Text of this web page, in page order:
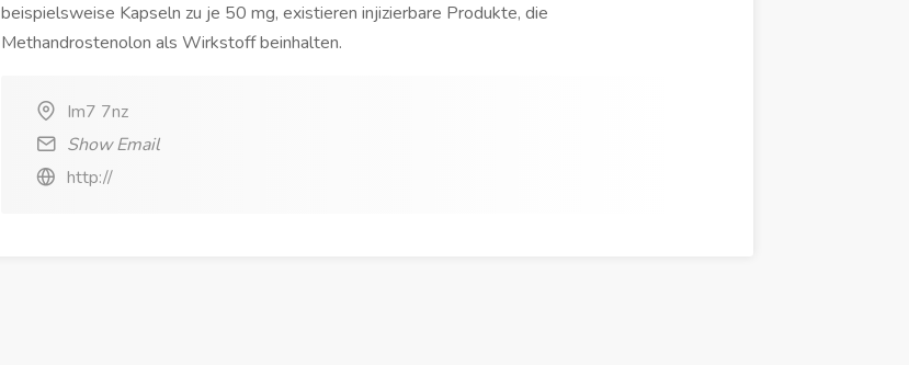
beispielsweise Kapseln zu je 50 mg, existieren injizierbare Produkte, die
Methandrostenolon als Wirkstoff beinhalten.
Im7 7nz
Show Email
http://